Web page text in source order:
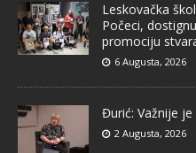
Leskovačka
Počeci,
promociju
6 Augusta, 2026
Đurić: Važnije
2 Augusta, 2026